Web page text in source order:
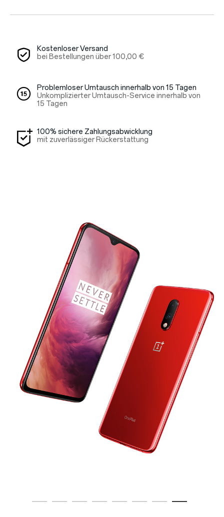
Red Cable Club
Kostenloser Versand
bei Bestellungen über100,00 €
Problemloser Umtausch innerhalb von 15 Tagen
Unkomplizierter Umtausch-Service innerhalb von
15 Tagen
100% sichere Zahlungsabwicklung
mit zuverlässiger Rückerstattung